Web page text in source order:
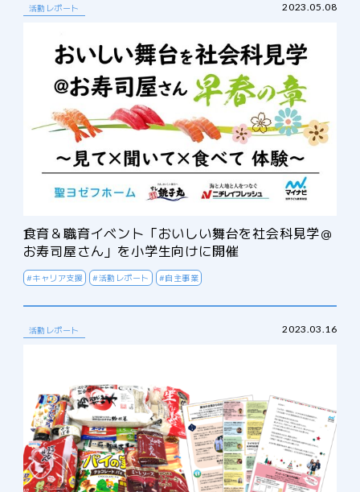
活動レポート 2023.05.08
食育＆職育イベント「おいしい舞台を社会科見学＠
お寿司屋さん」を小学生向けに開催
#キャリア支援 #活動レポート #自主事業
活動レポート 2023.03.16